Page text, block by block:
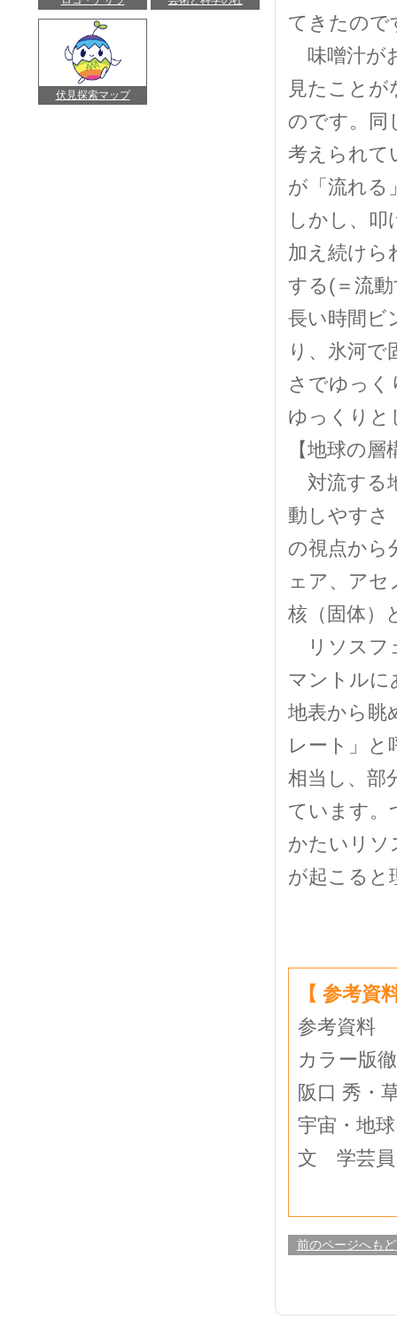
伏見探索マップ
てきたので
味噌汁が
見たこと
のです。同
考えられて
が「流れる
しかし、
加え続けら
する(＝流
長い時間ビ
り、氷河で
さでゆっく
ゆっくりと
【地球の層
対流する
動しやすさ
の視点から
ェア、アセ
核（固体）
リソスフ
マントルに
地表から眺
レート」
相当し、部
ています。
かたいリソ
が起こると
【 参考資
参考資料
カラー版
阪口 秀・
宇宙・地
文 学芸
前のページへも